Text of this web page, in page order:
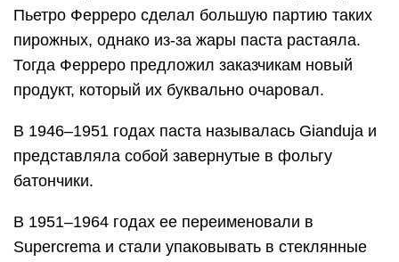
Пьетро Ферреро сделал большую партию таких
пирожных, однако из-за жары паста растаяла.
Тогда Ферреро предложил заказчикам новый
продукт, который их буквально очаровал.
В 1946–1951 годах паста называлась Gianduja и
представляла собой завернутые в фольгу
батончики.
В 1951–1964 годах ее переименовали в
Supercrema и стали упаковывать в стеклянные